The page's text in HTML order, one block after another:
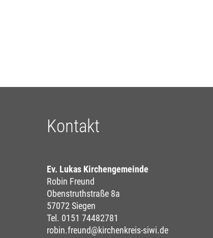
Kontakt
Ev. Lukas Kirchengemeinde
Robin Freund
Obenstruthstraße 8a
57072 Siegen
Tel. 0151 74482781
robin.freund@kirchenkreis-siwi.de